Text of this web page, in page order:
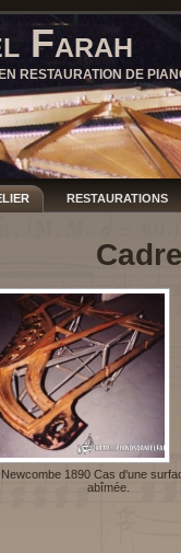
Farah
RESTAURATION DE
RESTAURATIONS
Newcombe 1890 Cas d'une
abîmée.